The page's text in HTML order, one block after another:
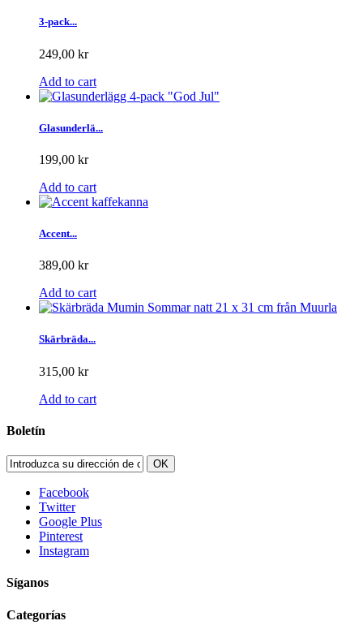
3-pack...
249,00 kr
Add to cart
Glasunderlä...
199,00 kr
Add to cart
Accent...
389,00 kr
Add to cart
Skärbräda...
315,00 kr
Add to cart
Boletín
OK
Facebook
Twitter
Google Plus
Pinterest
Instagram
Síganos
Categorías